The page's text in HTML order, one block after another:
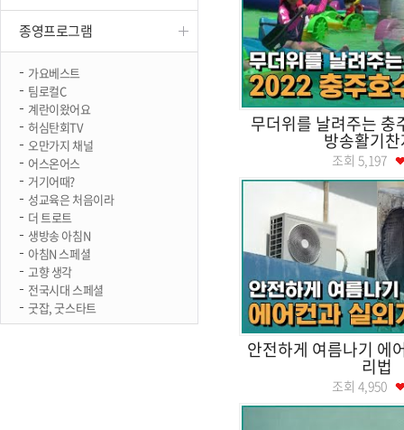
종영프로그램
가요베스트
팀로컬C
계란이왔어요
허심탄회TV
오만가지 채널
어스온어스
거기어때?
성교육은 처음이라
더 트로트
생방송 아침N
아침N 스페셜
고향 생각
전국시대 스페셜
굿잡, 굿스타트
무더위를 날려주는 충
방송활기
조회 5,197
안전하게 여름나기 에
리법
조회 4,950